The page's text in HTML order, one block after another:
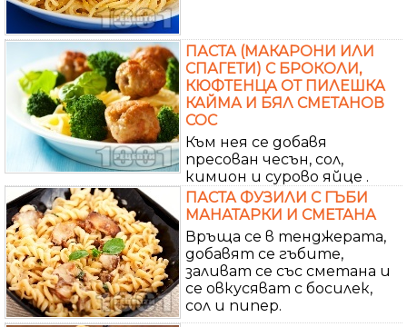
ПАСТА (МАКАРОНИ ИЛИ
СПАГЕТИ) С БРОКОЛИ,
КЮФТЕНЦА ОТ ПИЛЕШКА
КАЙМА И БЯЛ СМЕТАНОВ
СОС
Към нея се добавя
пресован чесън, сол,
кимион и сурово яйце .
ПАСТА ФУЗИЛИ С ГЪБИ
МАНАТАРКИ И СМЕТАНА
Връща се в тенджерата,
добавят се гъбите,
заливат се със сметана и
се овкусяват с босилек,
сол и пипер.